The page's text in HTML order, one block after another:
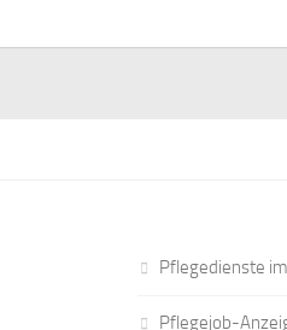
Pflegedienste
Pflegejob-